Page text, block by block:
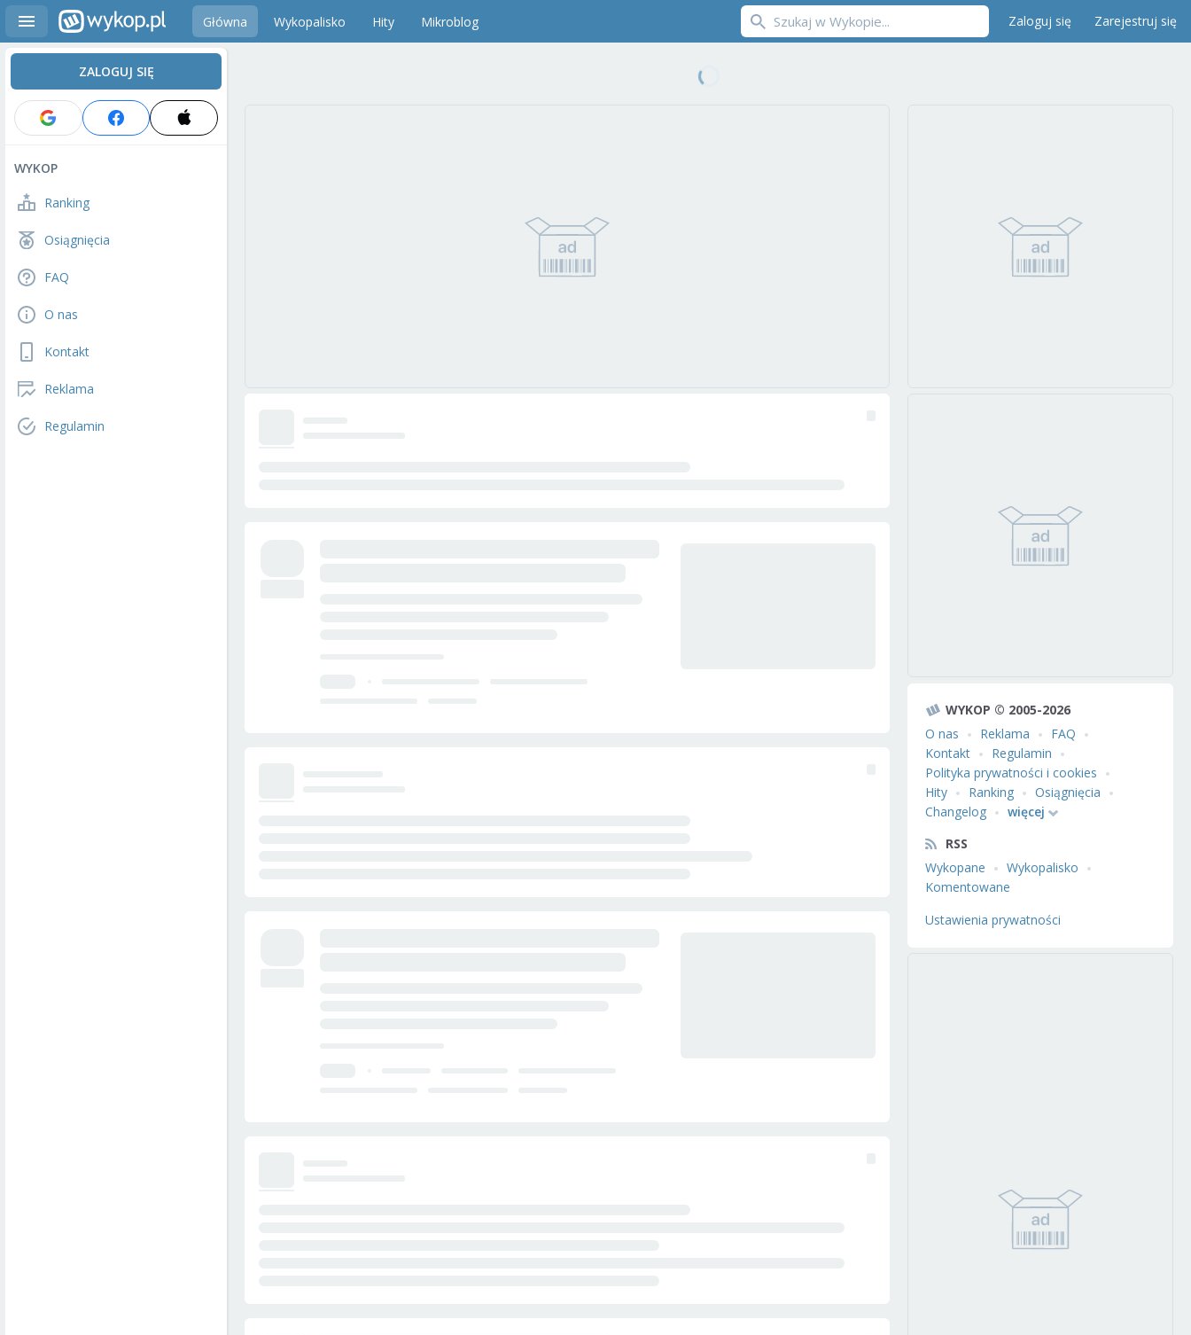
Główna Wykopalisko Hity Mikroblog Zaloguj się Zarejestruj się
ZALOGUJ SIĘ
WYKOP
Ranking
Osiągnięcia
FAQ
O nas
Kontakt
Reklama
Regulamin
WYKOP © 2005-2026
O nas
Reklama
FAQ
Kontakt
Regulamin
Polityka prywatności i cookies
Hity
Ranking
Osiągnięcia
Changelog
więcej
RSS
Wykopane
Wykopalisko
Komentowane
Ustawienia prywatności